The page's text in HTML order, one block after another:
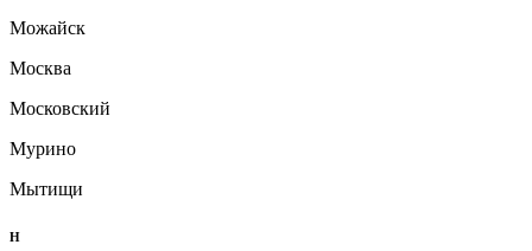
Можайск
Москва
Московский
Мурино
Мытищи
Н